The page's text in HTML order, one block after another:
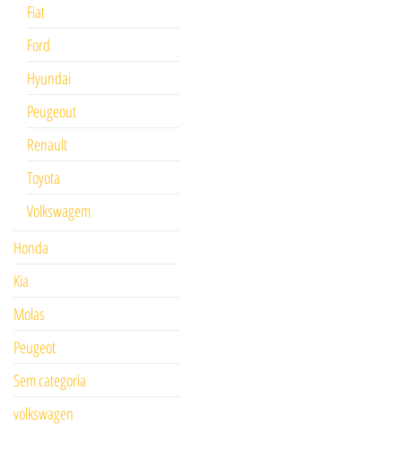
Fiat
Ford
Hyundai
Peugeout
Renault
Toyota
Volkswagem
Honda
Kia
Molas
Peugeot
Sem categoria
volkswagen